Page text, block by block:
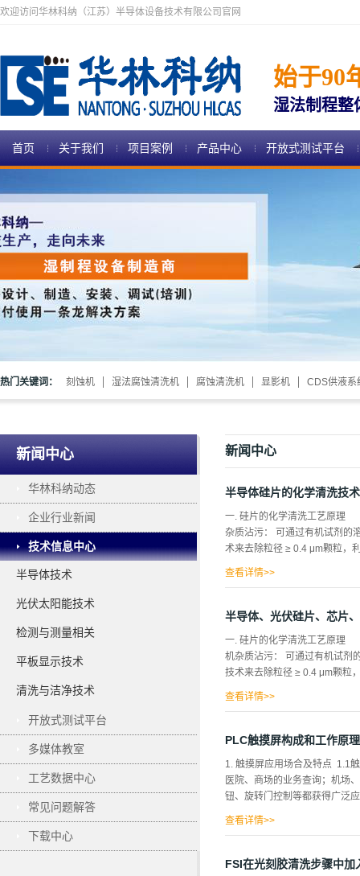
欢迎访问华林科纳（江苏）半导体设备技术有限公司官网
始于90
湿法制程整
首页 关于我们 项目案例 产品中心 开放式测试平台
热门关键词： 刻蚀机 湿法腐蚀清洗机 腐蚀清洗机 显影机 CDS供液系
新闻中心
华林科纳动态
企业行业新闻
技术信息中心
半导体技术
光伏太阳能技术
检测与测量相关
平板显示技术
清洗与洁净技术
开放式测试平台
多媒体教室
工艺数据中心
常见问题解答
下载中心
新闻中心
半导体硅片的化学清洗技术
一. 硅片的化学清洗工艺原理
杂质沾污： 可通过有机试剂
术来去除粒径 ≥ 0.4 μm颗粒
另一类是带正电的金属离子得
面。 b. 用无害的小直径强
超声波清洗，以排除溶液中的
实验室又推出兆声清洗工艺，
查看详情>>
半导体、光伏硅片、芯片
一. 硅片的化学清洗工艺原理
机杂质沾污： 可通过有机试
技术来去除粒径 ≥ 0.4 μm颗
硅片表面。 b. 另一类是带正
或吸附在硅片表面。 B. 用无
量去离水进行超声波清洗，以
查看详情>>
PLC触摸屏构成和工作原理
1. 触摸屏应用场合及特点 1.1
医院、商场的业务查询；机场
钮、旋转门控制等都获得广
机械老化，接触不良，提高系
查看详情>>
FSI在光刻胶清洗步骤中加